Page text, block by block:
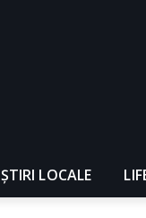
ȘTIRI LOCALE